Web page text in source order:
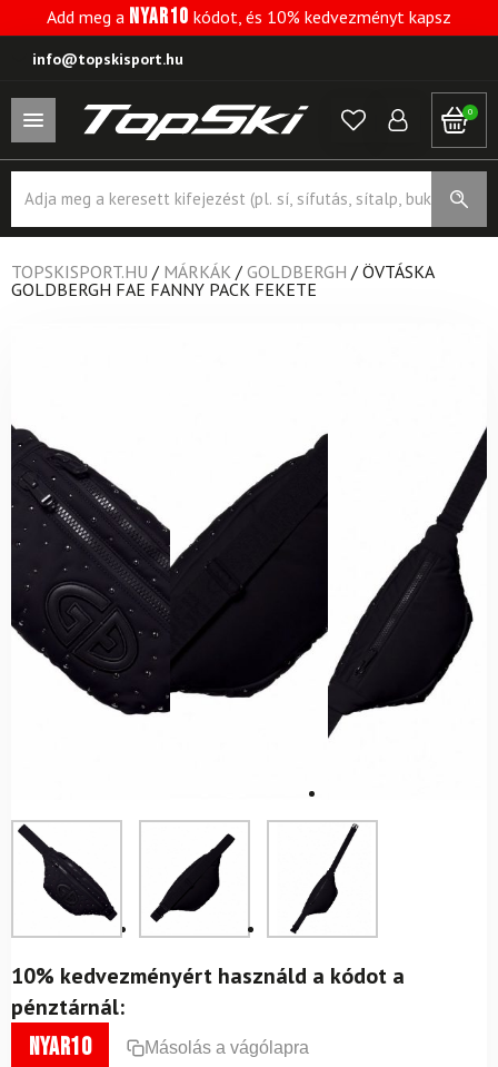
Add meg a NYAR10 kódot, és 10% kedvezményt kapsz
info@topskisport.hu
0
search
TOPSKISPORT.HU / MÁRKÁK / GOLDBERGH / ÖVTÁSKA
GOLDBERGH FAE FANNY PACK FEKETE
10% kedvezményért használd a kódot a
pénztárnál:
nyar10 Másolás a vágólapra